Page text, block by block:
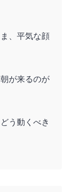
、平気な顔
が来るのが
う動くべき